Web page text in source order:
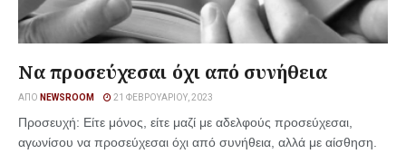
Να προσεύχεσαι όχι από συνήθεια
ΑΠΌ NEWSROOM 21 ΦΕΒΡΟΥΑΡΊΟΥ, 2023
Προσευχή: Είτε μόνος, είτε μαζί με αδελφούς προσεύχεσαι,
αγωνίσου να προσεύχεσαι όχι από συνήθεια, αλλά με αίσθηση.